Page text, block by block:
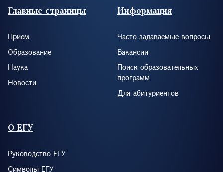
Footer (RUS)
Главные страницы
Прием
Образование
Наука
Новости
Информация
Часто задаваемые вопросы
Вакансии
Поиск образовательных
программ
Для абитуриентов
О ЕГУ
Руководство ЕГУ
Символы ЕГУ